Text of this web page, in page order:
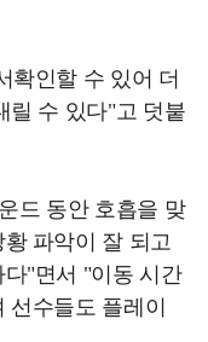
확인할 수 있어 더
릴 수 있다"고 덧붙
드 동안 호흡을 맞
파악이 잘 되고
"면서 "이동 시간
수들도 플레이